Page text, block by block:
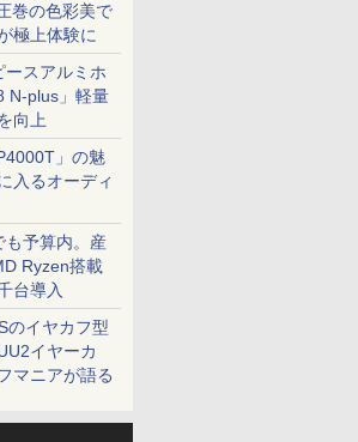
巻の色彩美で
極上体験に
ースアルミホ
N-plus」軽量
向上
」の魅
入るオーディ
も予算内。産
Ryzen搭載
台導入
のイヤカフ型
イヤーカ
マニアが語る